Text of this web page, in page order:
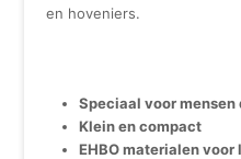
en hoveniers.
Speciaal voor
Klein en compact
EHBO materialen